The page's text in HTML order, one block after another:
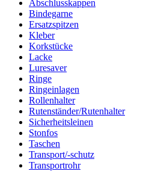
Abschlusskappen
Bindegarne
Ersatzspitzen
Kleber
Korkstücke
Lacke
Luresaver
Ringe
Ringeinlagen
Rollenhalter
Rutenständer/Rutenhalter
Sicherheitsleinen
Stonfos
Taschen
Transport/-schutz
Transportrohr